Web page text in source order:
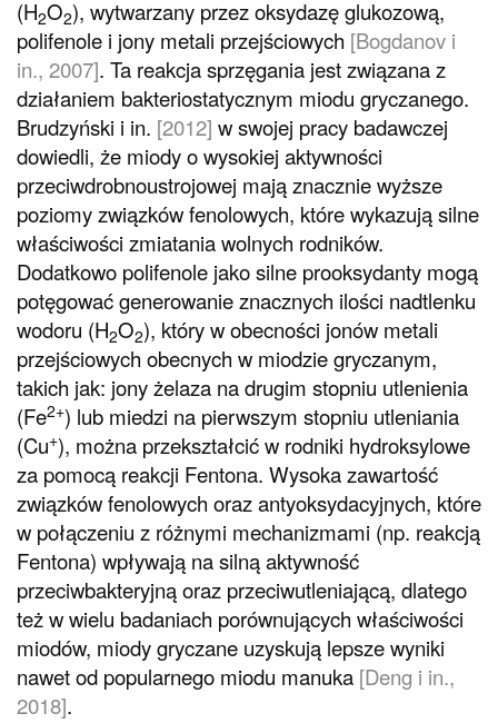
(H2O2), wytwarzany przez oksydazę glukozową,
polifenole i jony metali przejściowych [Bogdanov i
in., 2007]. Ta reakcja sprzęgania jest związana z
działaniem bakteriostatycznym miodu gryczanego.
Brudzyński i in. [2012] w swojej pracy badawczej
dowiedli, że miody o wysokiej aktywności
przeciwdrobnoustrojowej mają znacznie wyższe
poziomy związków fenolowych, które wykazują silne
właściwości zmiatania wolnych rodników.
Dodatkowo polifenole jako silne prooksydanty mogą
potęgować generowanie znacznych ilości nadtlenku
wodoru (H2O2), który w obecności jonów metali
przejściowych obecnych w miodzie gryczanym,
takich jak: jony żelaza na drugim stopniu utlenienia
(Fe2+) lub miedzi na pierwszym stopniu utleniania
(Cu+), można przekształcić w rodniki hydroksylowe
za pomocą reakcji Fentona. Wysoka zawartość
związków fenolowych oraz antyoksydacyjnych, które
w połączeniu z różnymi mechanizmami (np. reakcją
Fentona) wpływają na silną aktywność
przeciwbakteryjną oraz przeciwutleniającą, dlatego
też w wielu badaniach porównujących właściwości
miodów, miody gryczane uzyskują lepsze wyniki
nawet od popularnego miodu manuka [Deng i in.,
2018].